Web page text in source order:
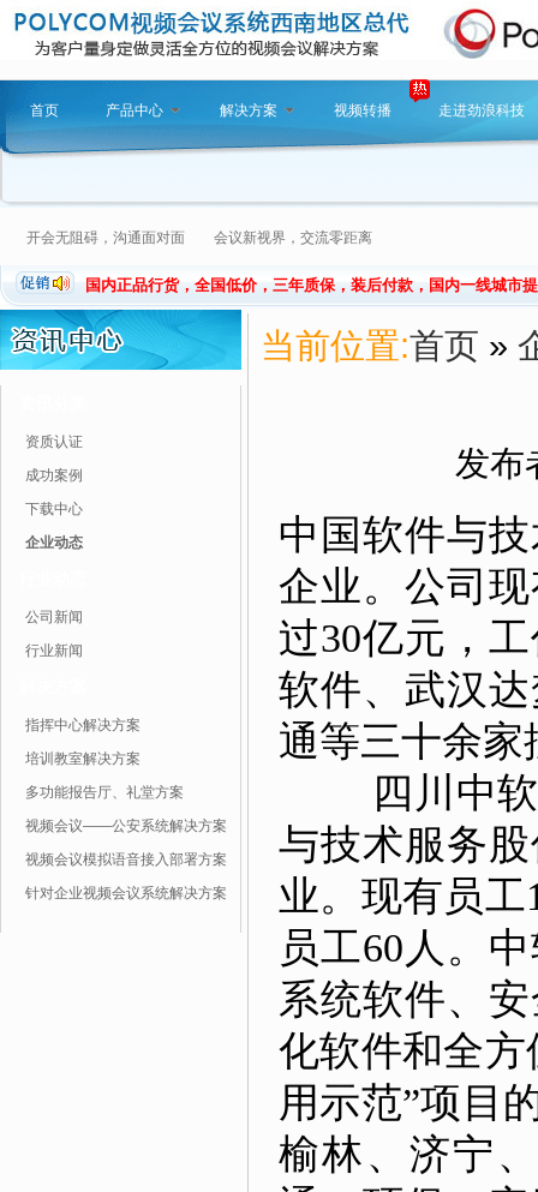
首页 产品中心 解决方案 视频转播 走进劲浪科技
开会无阻碍，沟通面对面 会议新视界，交流零距离
国内正品行货，全国低价，三年质保，装后付款，国内一线城市
资质认证
成功案例
下载中心
企业动态
公司新闻
行业新闻
指挥中心解决方案
培训教室解决方案
多功能报告厅、礼堂方案
视频会议——公安系统解决方案
视频会议模拟语音接入部署方案
针对企业视频会议系统解决方案
当前位置:首页 »
发布
中国软件与
企业。公司
过30亿元，
软件、武汉
通等三十余
四川中软科
与技术服务
业。现有员工
员工60人。
系统软件、
化软件和全
用示范”项目
榆林、济宁